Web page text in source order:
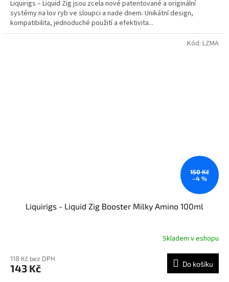
Liquirigs – Liquid Zig jsou zcela nové patentované a originální
systémy na lov ryb ve sloupci a nade dnem. Unikátní design,
kompatibilita, jednoduché použití a efektivita...
150 Kč
–4 %
Liquirigs - Liquid Zig Booster Milky Amino 100ml
Skladem v eshopu
118 Kč bez DPH
143 Kč Do košíku
Kód: LZMA